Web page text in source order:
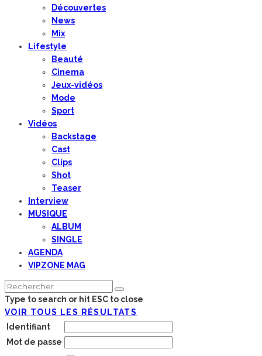
Découvertes
News
Mix
Lifestyle
Beauté
Cinema
Jeux-vidéos
Mode
Sport
Vidéos
Backstage
Cast
Clips
Shot
Teaser
Interview
MUSIQUE
ALBUM
SINGLE
AGENDA
VIPZONE MAG
Type to search or hit ESC to close
VOIR TOUS LES RÉSULTATS
Identifiant
Mot de passe